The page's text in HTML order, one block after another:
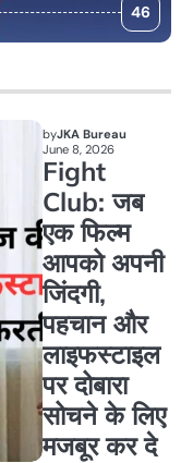
46
byJKA Bureau
June 8, 2026
Fight
Club: जब
एक फिल्म
आपको अपनी
जिंदगी,
पहचान और
लाइफस्टाइल
पर दोबारा
सोचने के लिए
मजबूर कर दे